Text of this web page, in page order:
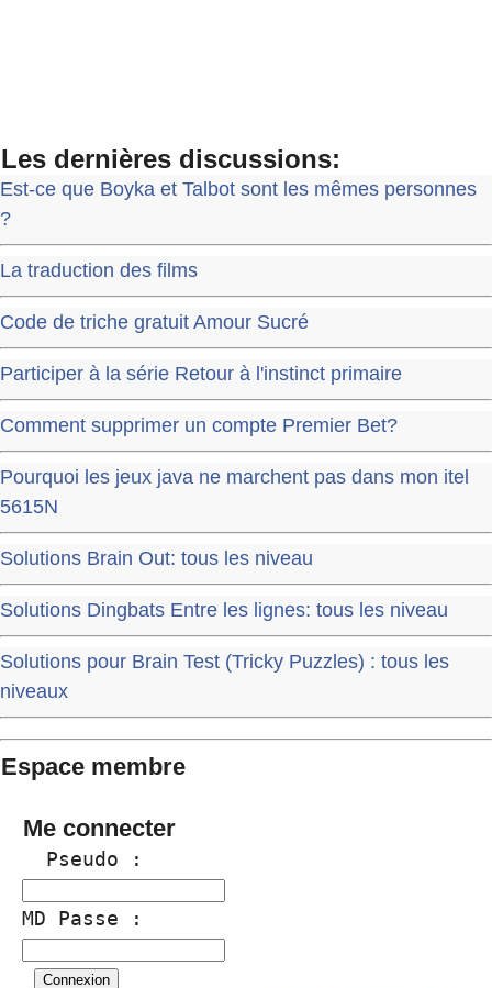
Les dernières discussions:
Est-ce que Boyka et Talbot sont les mêmes personnes
?
La traduction des films
Code de triche gratuit Amour Sucré
Participer à la série Retour à l'instinct primaire
Comment supprimer un compte Premier Bet?
Pourquoi les jeux java ne marchent pas dans mon itel
5615N
Solutions Brain Out: tous les niveau
Solutions Dingbats Entre les lignes: tous les niveau
Solutions pour Brain Test (Tricky Puzzles) : tous les
niveaux
Espace membre
Me connecter
  Pseudo :
MD Passe :